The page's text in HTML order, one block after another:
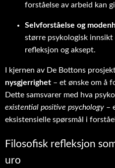
forståelse av arbeid kan
Selvforståelse og
større psykologisk innsikt
refleksjon og aksept.
I kjernen av De Bottons
nysgjerrighet – et ønske om å
Dette samsvarer med hva
existential positive psychology –
eksistensielle spørsmål i
Filosofisk refleksjon
uro